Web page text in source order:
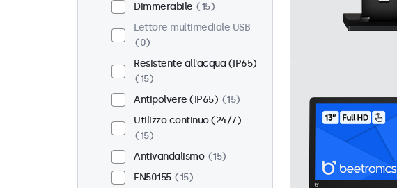
VESA 100 x 100
Dimmerabile
15
Lettore multimediale USB
0
Resistente all'acqua (IP65)
15
Antipolvere (IP65)
15
Utilizzo continuo (24/7)
15
Antivandalismo
15
EN50155
15